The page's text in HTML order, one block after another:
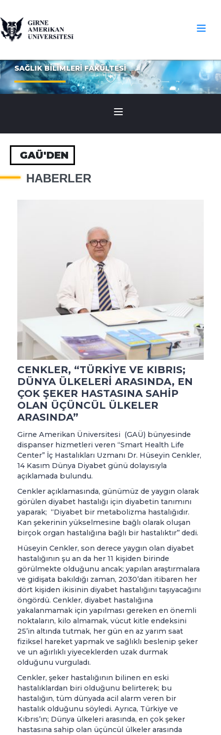
SAĞLIK BİLİMLERİ FAKÜLTESİ
GAÜ'DEN
HABERLER
CENKLER, “TÜRKİYE VE KIBRIS;
DÜNYA ÜLKELERİ ARASINDA, EN
ÇOK ŞEKER HASTASINA SAHİP
OLAN ÜÇÜNCÜL ÜLKELER
ARASINDA”
Girne Amerikan Üniversitesi (GAÜ) bünyesinde
dispanser hizmetleri veren “Smart Health Life
Center” İç Hastalıkları Uzmanı Dr. Hüseyin Cenkler,
14 Kasım Dünya Diyabet günü dolayısıyla
açıklamada bulundu.
Cenkler açıklamasında, günümüz de yaygın olarak
görülen diyabet hastalığı için diyabetin tanımını
yaparak; “Diyabet bir metabolizma hastalığıdır.
Kan şekerinin yükselmesine bağlı olarak oluşan
birçok organ hastalığına bağlı bir hastalıktır’’ dedi.
Hüseyin Cenkler, son derece yaygın olan diyabet
hastalığının şu an da her 11 kişiden birinde
görülmekte olduğunu ancak; yapılan araştırmalara
ve gidişata bakıldığı zaman, 2030’dan itibaren her
dört kişiden ikisinin diyabet hastalığını taşıyacağını
öngördü. Cenkler, diyabet hastalığına
yakalanmamak için yapılması gereken en önemli
noktaların, kilo almamak, vücut kitle endeksini
25’in altında tutmak, her gün en az yarım saat
fiziksel hareket yapmak ve sağlıklı beslenip şeker
ve un ağırlıklı yiyeceklerden uzak durmak
olduğunu vurguladı.
Cenkler, şeker hastalığının bilinen en eski
hastalıklardan biri olduğunu belirterek; bu
hastalığın, tüm dünyada acil alarm veren bir
hastalık olduğunu söyledi. Ayrıca, Türkiye ve
Kıbrıs’ın; Dünya ülkeleri arasında, en çok şeker
hastasına sahip olan üçüncül ülkeler arasında